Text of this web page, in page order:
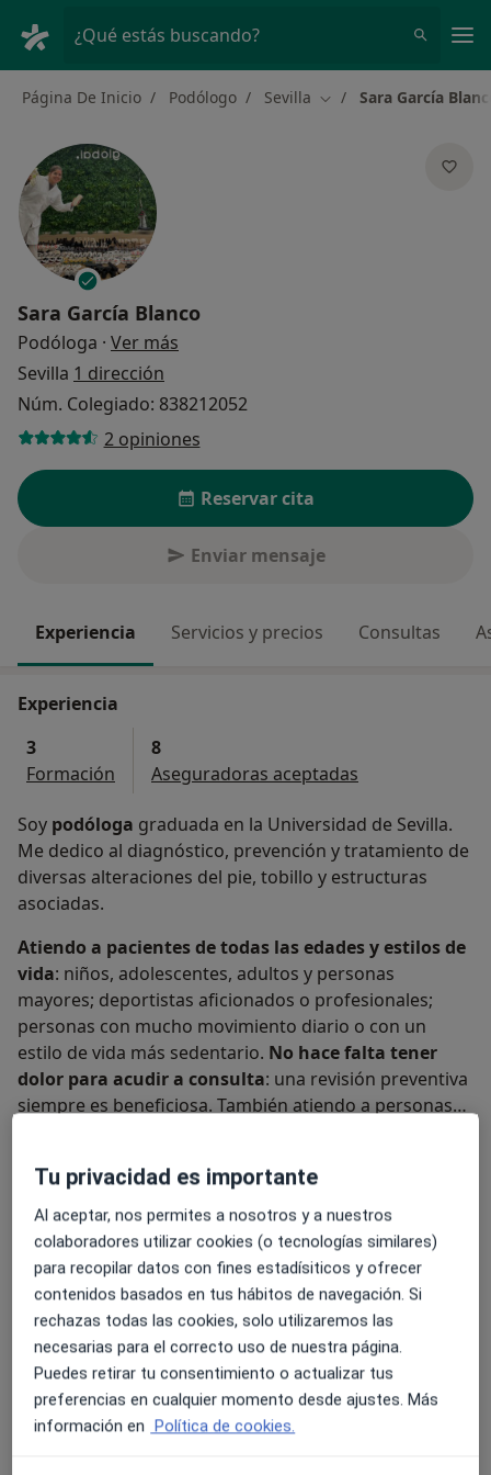
¿Qué estás buscando?
Página De Inicio Podólogo Sevilla Cambiar de ciudad
Sara García
Sara García Blanco
Podóloga · Ver más
Sevilla 1 dirección
Núm. Colegiado: 838212052
2 opiniones
Reservar cita
Enviar mensaje
Experiencia Servicios y precios Consultas
Experiencia
3
Formación
8
Aseguradoras aceptadas
Soy podóloga graduada en la Universidad de Sevilla.
Me dedico al diagnóstico, prevención y tratamiento de
diversas alteraciones del pie, tobillo y estructuras
asociadas.
Atiendo a pacientes de todas las edades y estilos de
vida: niños, adolescentes, adultos y personas
mayores; deportistas aficionados o profesionales;
personas con mucho movimiento diario o con un
estilo de vida más sedentario. No hace falta tener
dolor para acudir a consulta: una revisión preventiva
siempre es beneficiosa. También atiendo a personas
estado de salud.Nuestros pies, a menudo pasados
por alto, desempeñan un papel esencial en nuestra
calidad de vida cotidiana. Creo que la educación es
clave.
Mi filosofía se basa en ofrecer unaatención cercana y
personalizada.Me gusta que los pacientes
entiendan su situación, conozcan la causa y
comprendan el plan de tratamiento. Así podemos
trabajar juntos para conseguir mejores resultados y
mayor bienestar.
Tu privacidad es importante
Al aceptar, nos permites a nosotros y a nuestros
colaboradores utilizar cookies (o tecnologías similares)
para recopilar datos con fines estadísiticos y ofrecer
contenidos basados en tus hábitos de navegación. Si
rechazas todas las cookies, solo utilizaremos las
necesarias para el correcto uso de nuestra página.
Puedes retirar tu consentimiento o actualizar tus
preferencias en cualquier momento desde ajustes. Más
información en Política de cookies.